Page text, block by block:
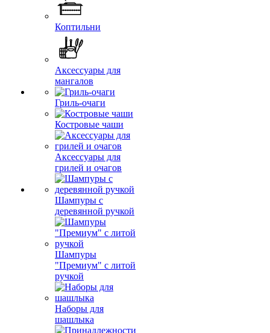
Коптильни
Аксессуары для
мангалов
Гриль-очаги
Костровые чаши
Аксессуары для
грилей и очагов
Шампуры с
деревянной ручкой
Шампуры
"Премиум" с литой
ручкой
Наборы для
шашлыка